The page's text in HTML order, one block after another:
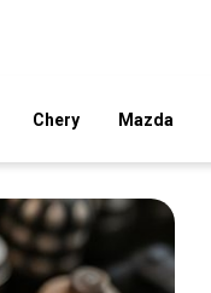
Chery Mazda